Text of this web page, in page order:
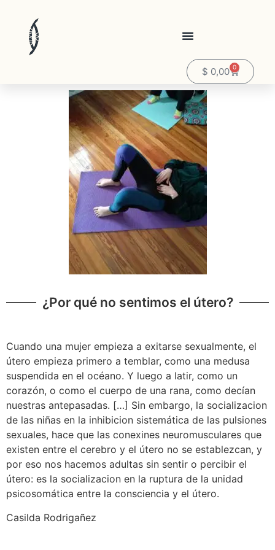
$ 0,00 0
¿Por qué no sentimos el útero?
Cuando una mujer empieza a exitarse sexualmente, el
útero empieza primero a temblar, como una medusa
suspendida en el océano. Y luego a latir, como un
corazón, o como el cuerpo de una rana, como decían
nuestras antepasadas. […] Sin embargo, la socializacion
de las niñas en la inhibicion sistemática de las pulsiones
sexuales, hace que las conexines neuromusculares que
existen entre el cerebro y el útero no se establezcan, y
por eso nos hacemos adultas sin sentir o percibir el
útero: es la socializacion en la ruptura de la unidad
psicosomática entre la consciencia y el útero.
Casilda Rodrigañez